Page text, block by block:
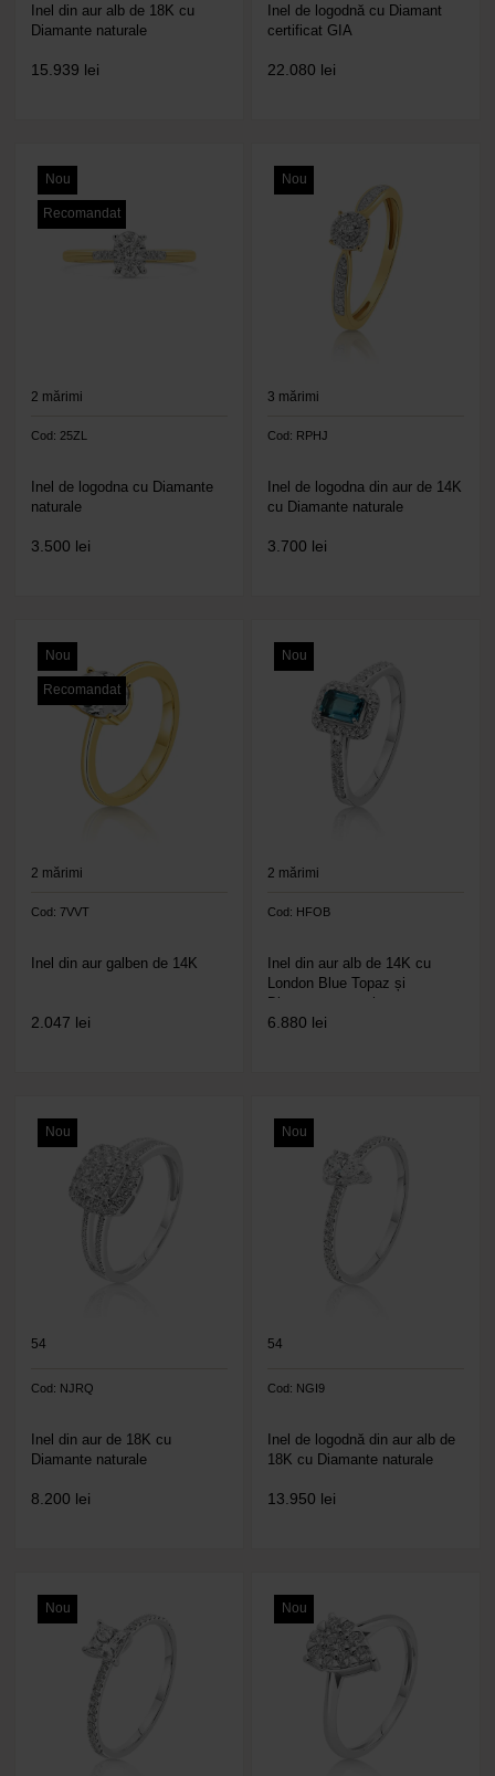
Inel din aur alb de 18K cu
Diamante naturale
15.939 lei
Inel de logodnă cu Diamant
certificat GIA
22.080 lei
Nou
Recomandat
2 mărimi
Cod: 25ZL
Inel de logodna cu Diamante
naturale
3.500 lei
Nou
3 mărimi
Cod: RPHJ
Inel de logodna din aur de 14K
cu Diamante naturale
3.700 lei
Nou
Recomandat
2 mărimi
Cod: 7VVT
Inel din aur galben de 14K
2.047 lei
Nou
2 mărimi
Cod: HFOB
Inel din aur alb de 14K cu
London Blue Topaz și
Diamante naturale
6.880 lei
Nou
54
Cod: NJRQ
Inel din aur de 18K cu
Diamante naturale
8.200 lei
Nou
54
Cod: NGI9
Inel de logodnă din aur alb de
18K cu Diamante naturale
13.950 lei
Nou Nou